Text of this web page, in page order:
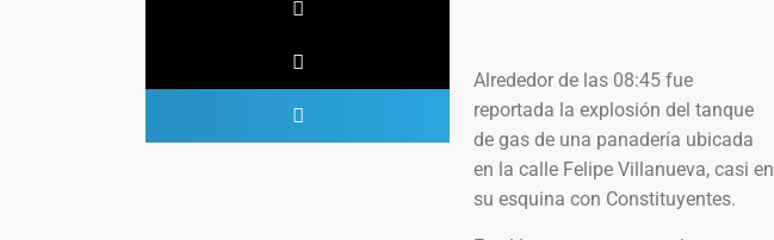
Alrededor de las 08:45 fue
reportada la explosión del tanque
de gas de una panadería ubicada
en la calle Felipe Villanueva, casi en
su esquina con Constituyentes.